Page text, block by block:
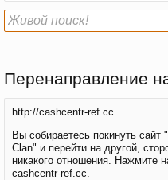
Перенаправление
http://cashcentr-ref.cc
Вы собираетесь покинуть
Clan" и перейти на другой,
никакого отношения. Нажмите
cashcentr-ref.cc.